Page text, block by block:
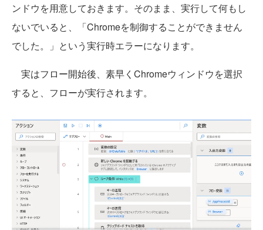
ンドウを用意しておきます。そのまま、実行して何もし
ないでいると、「Chromeを制御することができません
でした。」という実行時エラーになります。
実はフロー開始後、素早くChromeウィンドウを選択
すると、フローが実行されます。